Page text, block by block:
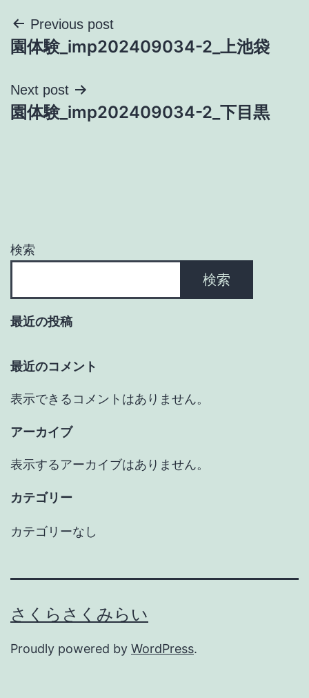
投
稿
ナ
ビ
ョ
Previous post
園体験_imp202409034-2_上池袋
Next post
園体験_imp202409034-2_下目黒
検索
検索
最近の投稿
最近のコメント
表示できるコメントはありません。
アーカイブ
表示するアーカイブはありません。
カテゴリー
カテゴリーなし
さくらさくみらい
Proudly powered by WordPress.